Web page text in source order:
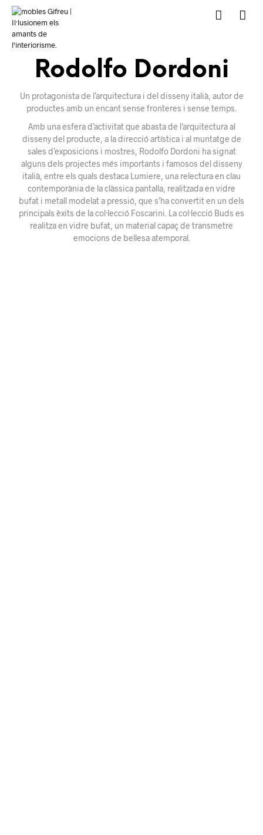
Rodolfo Dordoni
Un protagonista de l’arquitectura i del disseny italià, autor de
productes amb un encant sense fronteres i sense temps.
Amb una esfera d’activitat que abasta de l’arquitectura al
disseny del producte, a la direcció artística i al muntatge de
sales d’exposicions i mostres, Rodolfo Dordoni ha signat
alguns dels projectes més importants i famosos del disseny
italià, entre els quals destaca Lumiere, una relectura en clau
contemporània de la clàssica pantalla, realitzada en vidre
bufat i metall modelat a pressió, que s’ha convertit en un dels
principals èxits de la col·lecció Foscarini. La col·lecció Buds es
realitza en vidre bufat, un material capaç de transmetre
emocions de bellesa atemporal.